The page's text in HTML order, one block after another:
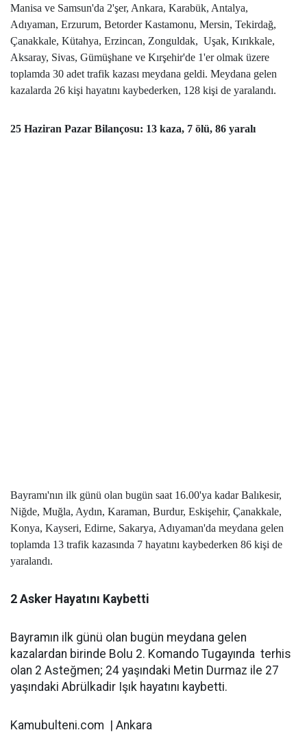
Manisa ve Samsun'da 2'şer, Ankara, Karabük, Antalya,
Adıyaman, Erzurum, Betorder Kastamonu, Mersin, Tekirdağ,
Çanakkale, Kütahya, Erzincan, Zonguldak, Uşak, Kırıkkale,
Aksaray, Sivas, Gümüşhane ve Kırşehir'de 1'er olmak üzere
toplamda 30 adet trafik kazası meydana geldi. Meydana gelen
kazalarda 26 kişi hayatını kaybederken, 128 kişi de yaralandı.
25 Haziran Pazar Bilançosu: 13 kaza, 7 ölü, 86 yaralı
Bayramı'nın ilk günü olan bugün saat 16.00'ya kadar Balıkesir,
Niğde, Muğla, Aydın, Karaman, Burdur, Eskişehir, Çanakkale,
Konya, Kayseri, Edirne, Sakarya, Adıyaman'da meydana gelen
toplamda 13 trafik kazasında 7 hayatını kaybederken 86 kişi de
yaralandı.
2 Asker Hayatını Kaybetti
Bayramın ilk günü olan bugün meydana gelen
kazalardan birinde Bolu 2. Komando Tugayında terhis
olan 2 Asteğmen; 24 yaşındaki Metin Durmaz ile 27
yaşındaki Abrülkadir Işık hayatını kaybetti.
Kamubulteni.com | Ankara